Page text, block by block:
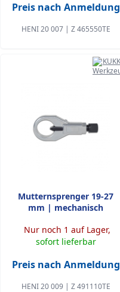
Preis nach Anmeldung
HENI 20 007 | Z 465550TE
Mutternsprenger 19-27
mm | mechanisch
Nur noch 1 auf Lager,
sofort lieferbar
Preis nach Anmeldung
HENI 20 009 | Z 491110TE